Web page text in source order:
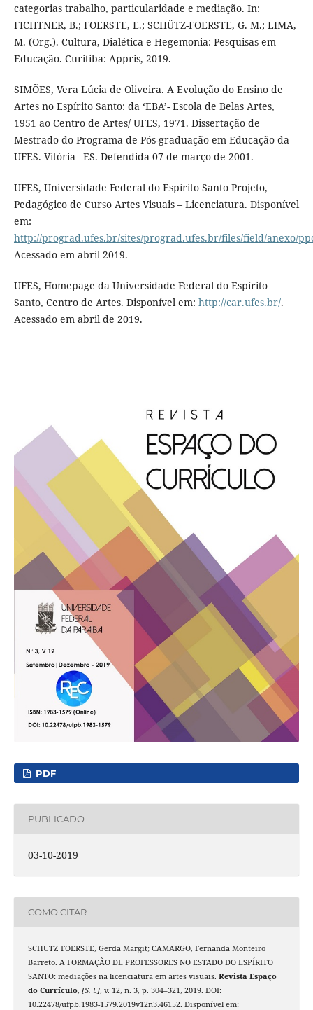
categorias trabalho, particularidade e mediação. In:
FICHTNER, B.; FOERSTE, E.; SCHÜTZ-FOERSTE, G. M.; LIMA,
M. (Org.). Cultura, Dialética e Hegemonia: Pesquisas em
Educação. Curitiba: Appris, 2019.
SIMÕES, Vera Lúcia de Oliveira. A Evolução do Ensino de
Artes no Espírito Santo: da ‘EBA’- Escola de Belas Artes,
1951 ao Centro de Artes/ UFES, 1971. Dissertação de
Mestrado do Programa de Pós-graduação em Educação da
UFES. Vitória –ES. Defendida 07 de março de 2001.
UFES, Universidade Federal do Espírito Santo Projeto,
Pedagógico de Curso Artes Visuais – Licenciatura. Disponível
em:
http://prograd.ufes.br/sites/prograd.ufes.br/files/field/anexo/
Acessado em abril 2019.
UFES, Homepage da Universidade Federal do Espírito
Santo, Centro de Artes. Disponível em: http://car.ufes.br/.
Acessado em abril de 2019.
PDF
PUBLICADO
03-10-2019
COMO CITAR
SCHUTZ FOERSTE, Gerda Margit; CAMARGO, Fernanda Monteiro
Barreto. A FORMAÇÃO DE PROFESSORES NO ESTADO DO ESPÍRITO
SANTO: mediações na licenciatura em artes visuais. Revista Espaço
do Currículo, [S. l.], v. 12, n. 3, p. 304–321, 2019. DOI:
10.22478/ufpb.1983-1579.2019v12n3.46152. Disponível em: